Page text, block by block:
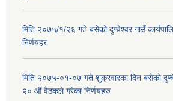
मिति २०७५/१/२६ गते बसेको दुप्चेश्वर गाउँ
निर्णयहर
मिति २०७५-०१-०७ गते शुक्रवारका दिन बसेको
२० औं वैठकले गरेका निर्णयहरु